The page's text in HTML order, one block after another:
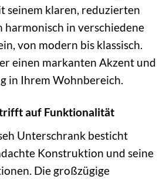
seinem klaren, reduzierten
harmonisch in verschiedene
von modern bis klassisch.
einen markanten Akzent und
in Ihrem Wohnbereich.
trifft auf Funktionalität
Unterschrank besticht
Konstruktion und seine
Die großzügige